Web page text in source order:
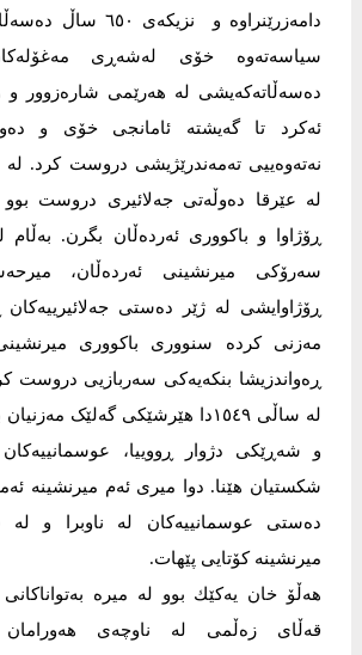
دامەزرێنراوە و
سیاسەتەوە خۆی لەشەڕی
دەسەڵاتەکەیشی لە هەرێمی شارەزوور و
ئەکرد تا گەیشتە ئامانجی خۆی و
نەتەوەییی تەمەندرێژیشی دروست کرد. لە
لە عێرقا دەوڵەتی جەلائیری دروست بوو
ڕۆژاوا و باکووری ئەردەڵان بگرن. بەڵام
سەرۆکی میرنشینی ئەردەڵان،
ڕۆژاوایشی لە ژێر دەستی
مەزنی کردە سنووری باکووری
ڕەواندزیشا بنکەیەکی سەربازیی دروست
لە ساڵی ١٥٤٩دا ھێرشێکی گەلێک
و شەڕێکی دژوار ڕووییا،
شکستیان ھێنا. دوا میری ئەم میرنشینە
میرنشینە کۆتایی پێھات.
هه‌ڵۆ خان یه‌كێك بوو له‌ میره‌
قه‌ڵاى زه‌ڵمى له‌ ناوچه‌ى هه‌ورامان